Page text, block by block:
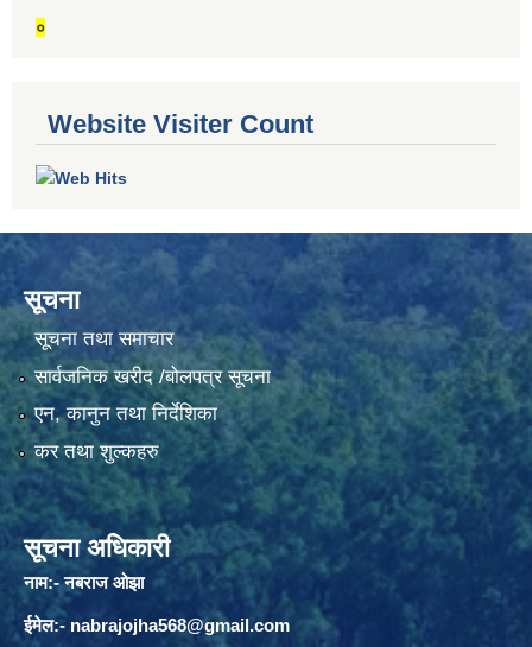
०
Website Visiter Count
सूचना
सूचना तथा समाचार
सार्वजनिक खरीद /बोलपत्र सूचना
एन, कानुन तथा निर्देशिका
कर तथा शुल्कहरु
सूचना अधिकारी
नाम:- नबराज ओझा
ईमेल:- nabrajojha568@gmail.com